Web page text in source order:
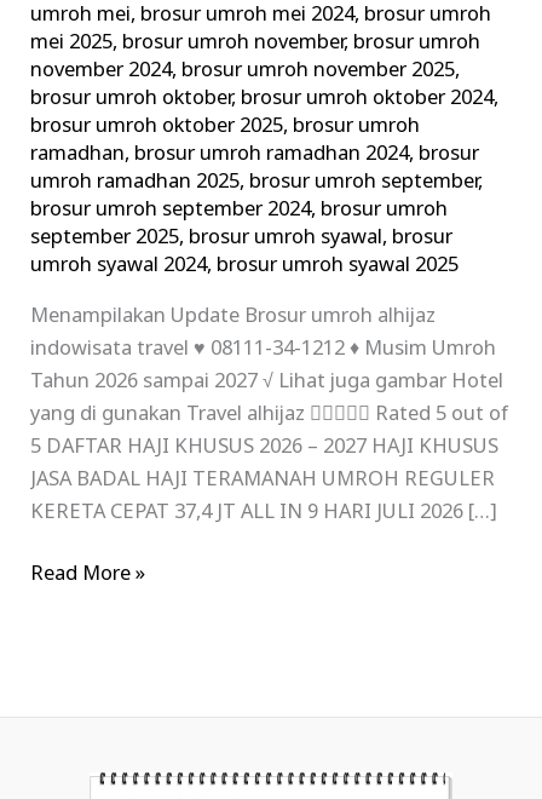
umroh mei, brosur umroh mei 2024, brosur umroh
mei 2025, brosur umroh november, brosur umroh
november 2024, brosur umroh november 2025,
brosur umroh oktober, brosur umroh oktober 2024,
brosur umroh oktober 2025, brosur umroh
ramadhan, brosur umroh ramadhan 2024, brosur
umroh ramadhan 2025, brosur umroh september,
brosur umroh september 2024, brosur umroh
september 2025, brosur umroh syawal, brosur
umroh syawal 2024, brosur umroh syawal 2025
Menampilakan Update Brosur umroh alhijaz
indowisata travel ♥ 08111-34-1212 ♦ Musim Umroh
Tahun 2026 sampai 2027 √ Lihat juga gambar Hotel
yang di gunakan Travel alhijaz  Rated 5 out of
5 DAFTAR HAJI KHUSUS 2026 – 2027 HAJI KHUSUS
JASA BADAL HAJI TERAMANAH UMROH REGULER
KERETA CEPAT 37,4 JT ALL IN 9 HARI JULI 2026 […]
Read More »